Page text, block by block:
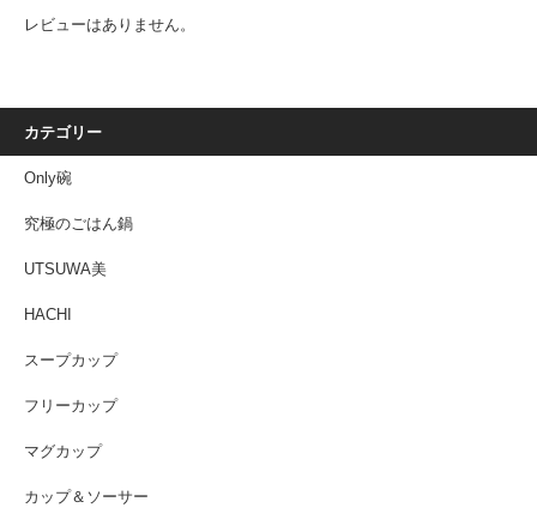
レビューはありません。
カテゴリー
Only碗
究極のごはん鍋
UTSUWA美
HACHI
スープカップ
フリーカップ
マグカップ
カップ＆ソーサー